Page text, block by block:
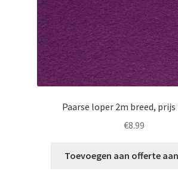
Paarse loper 2m breed, prijs
€8.99
Toevoegen aan offerte